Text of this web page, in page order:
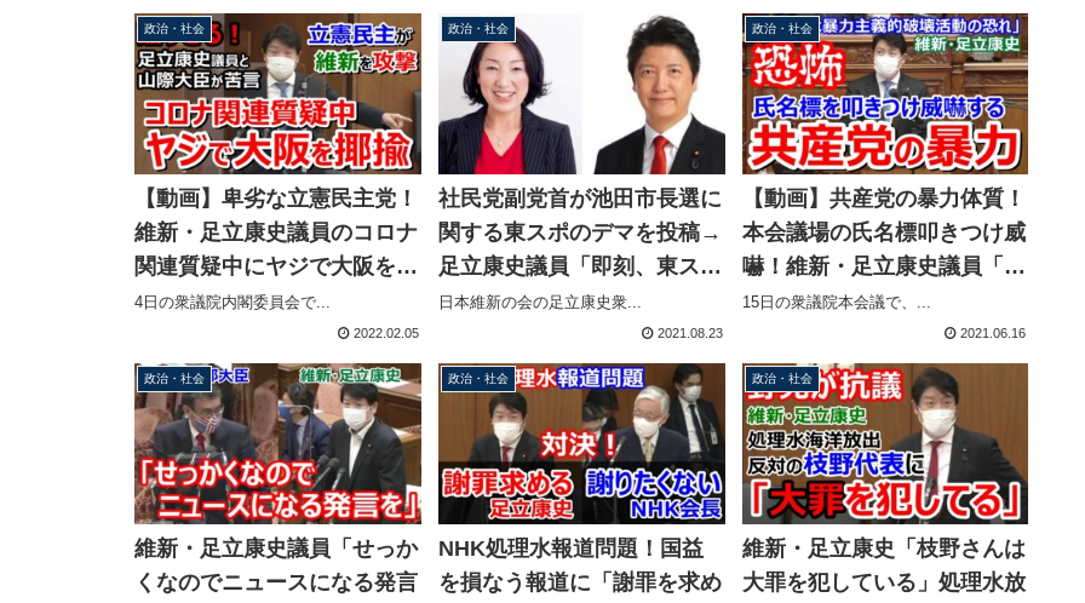
攻撃に使われた」
政治・社会
【動画】卑劣な立憲民主党！
維新・足立康史議員のコロナ
関連質疑中にヤジで大阪を揶
揄、山際大臣も苦言「真剣に
4日の衆議院内閣委員会で...
2022.02.05
政治・社会
社民党副党首が池田市長選に
関する東スポのデマを投稿→
足立康史議員「即刻、東スポ
と大椿を提訴する！」
日本維新の会の足立康史衆...
2021.08.23
政治・社会
【動画】共産党の暴力体質！
本会議場の氏名標叩きつけ威
嚇！維新・足立康史議員「現
在も暴力主義的破壊活動の恐
15日の衆議院本会議で、...
2021.06.16
政治・社会
維新・足立康史議員「せっか
くなのでニュースになる発言
政治・社会
NHK処理水報道問題！国益
を損なう報道に「謝罪を求め
政治・社会
維新・足立康史「枝野さんは
大罪を犯している」処理水放